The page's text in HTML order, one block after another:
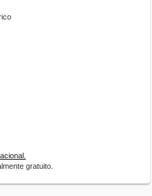
gratuito.